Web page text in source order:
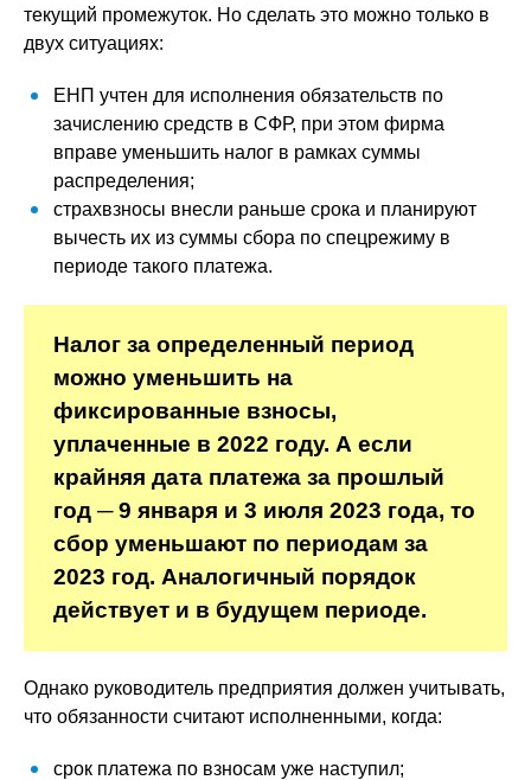
текущий промежуток. Но сделать это можно только в
двух ситуациях:
ЕНП учтен для исполнения обязательств по
зачислению средств в СФР, при этом фирма
вправе уменьшить налог в рамках суммы
распределения;
страхвзносы внесли раньше срока и планируют
вычесть их из суммы сбора по спецрежиму в
периоде такого платежа.
Налог за определенный период
можно уменьшить на
фиксированные взносы,
уплаченные в 2022 году. А если
крайняя дата платежа за прошлый
год ─ 9 января и 3 июля 2023 года, то
сбор уменьшают по периодам за
2023 год. Аналогичный порядок
действует и в будущем периоде.
Однако руководитель предприятия должен учитывать,
что обязанности считают исполненными, когда:
срок платежа по взносам уже наступил;